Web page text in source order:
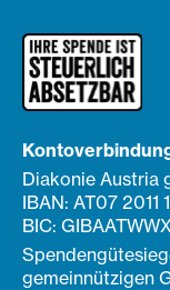
Diakonie Austria
IBAN: AT07
BIC:
gemeinnützigen